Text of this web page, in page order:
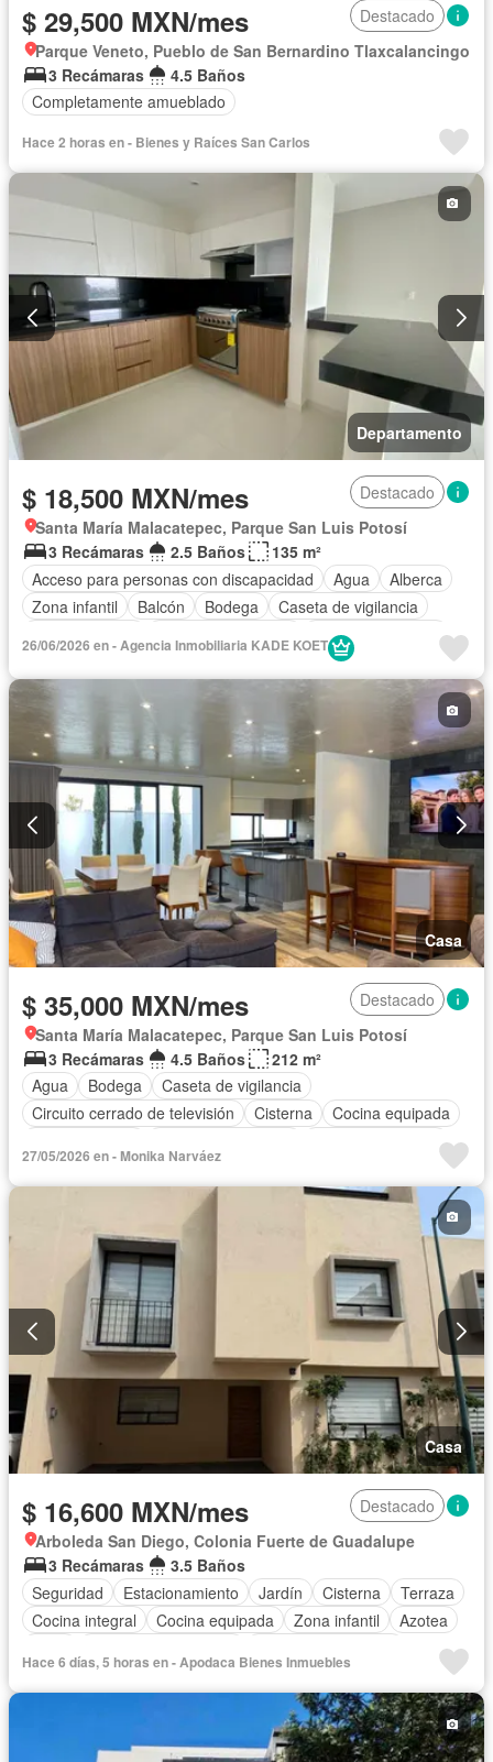
$ 29,500 MXN/mes
Destacado
Parque Veneto, Pueblo de San Bernardino Tlaxcalancingo
3 Recámaras
4.5 Baños
Completamente amueblado
Hace 2 horas en - Bienes y Raíces San Carlos
Departamento
$ 18,500 MXN/mes
Destacado
Santa María Malacatepec, Parque San Luis Potosí
3 Recámaras
2.5 Baños
135 m²
Acceso para personas con discapacidad
Agua
Alberca
Zona infantil
Balcón Bodega
Caseta de vigilancia
Cuarto de servicio
Estacionamiento
Gas natural
Gimnasio
Recámara con closet
Sala polivalente
Sin amueblar
26/06/2026 en - Agencia Inmobiliaria KADE KOET
Casa
$ 35,000 MXN/mes
Destacado
Santa María Malacatepec, Parque San Luis Potosí
3 Recámaras
4.5 Baños
212 m²
Agua
Bodega
Caseta de vigilancia
Circuito cerrado de televisión
Cisterna
Cocina equipada
Electricidad
Estacionamiento
Recámara con closet Azotea
Sala polivalente
Completamente amueblado
27/05/2026 en - Monika Narváez
Casa
$ 16,600 MXN/mes
Destacado
Arboleda San Diego, Colonia Fuerte de Guadalupe
3 Recámaras
3.5 Baños
Seguridad
Estacionamiento Jardín Cisterna
Terraza
Cocina integral
Cocina equipada Zona infantil
Azotea
Sin amueblar
Hace 6 días, 5 horas en - Apodaca Bienes Inmuebles